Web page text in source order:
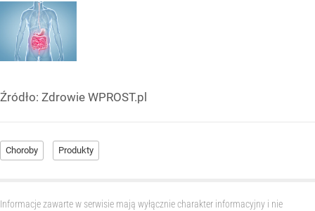
Źródło: Zdrowie WPROST.pl
Choroby Produkty
Informacje zawarte w serwisie mają wyłącznie charakter informacyjny i nie